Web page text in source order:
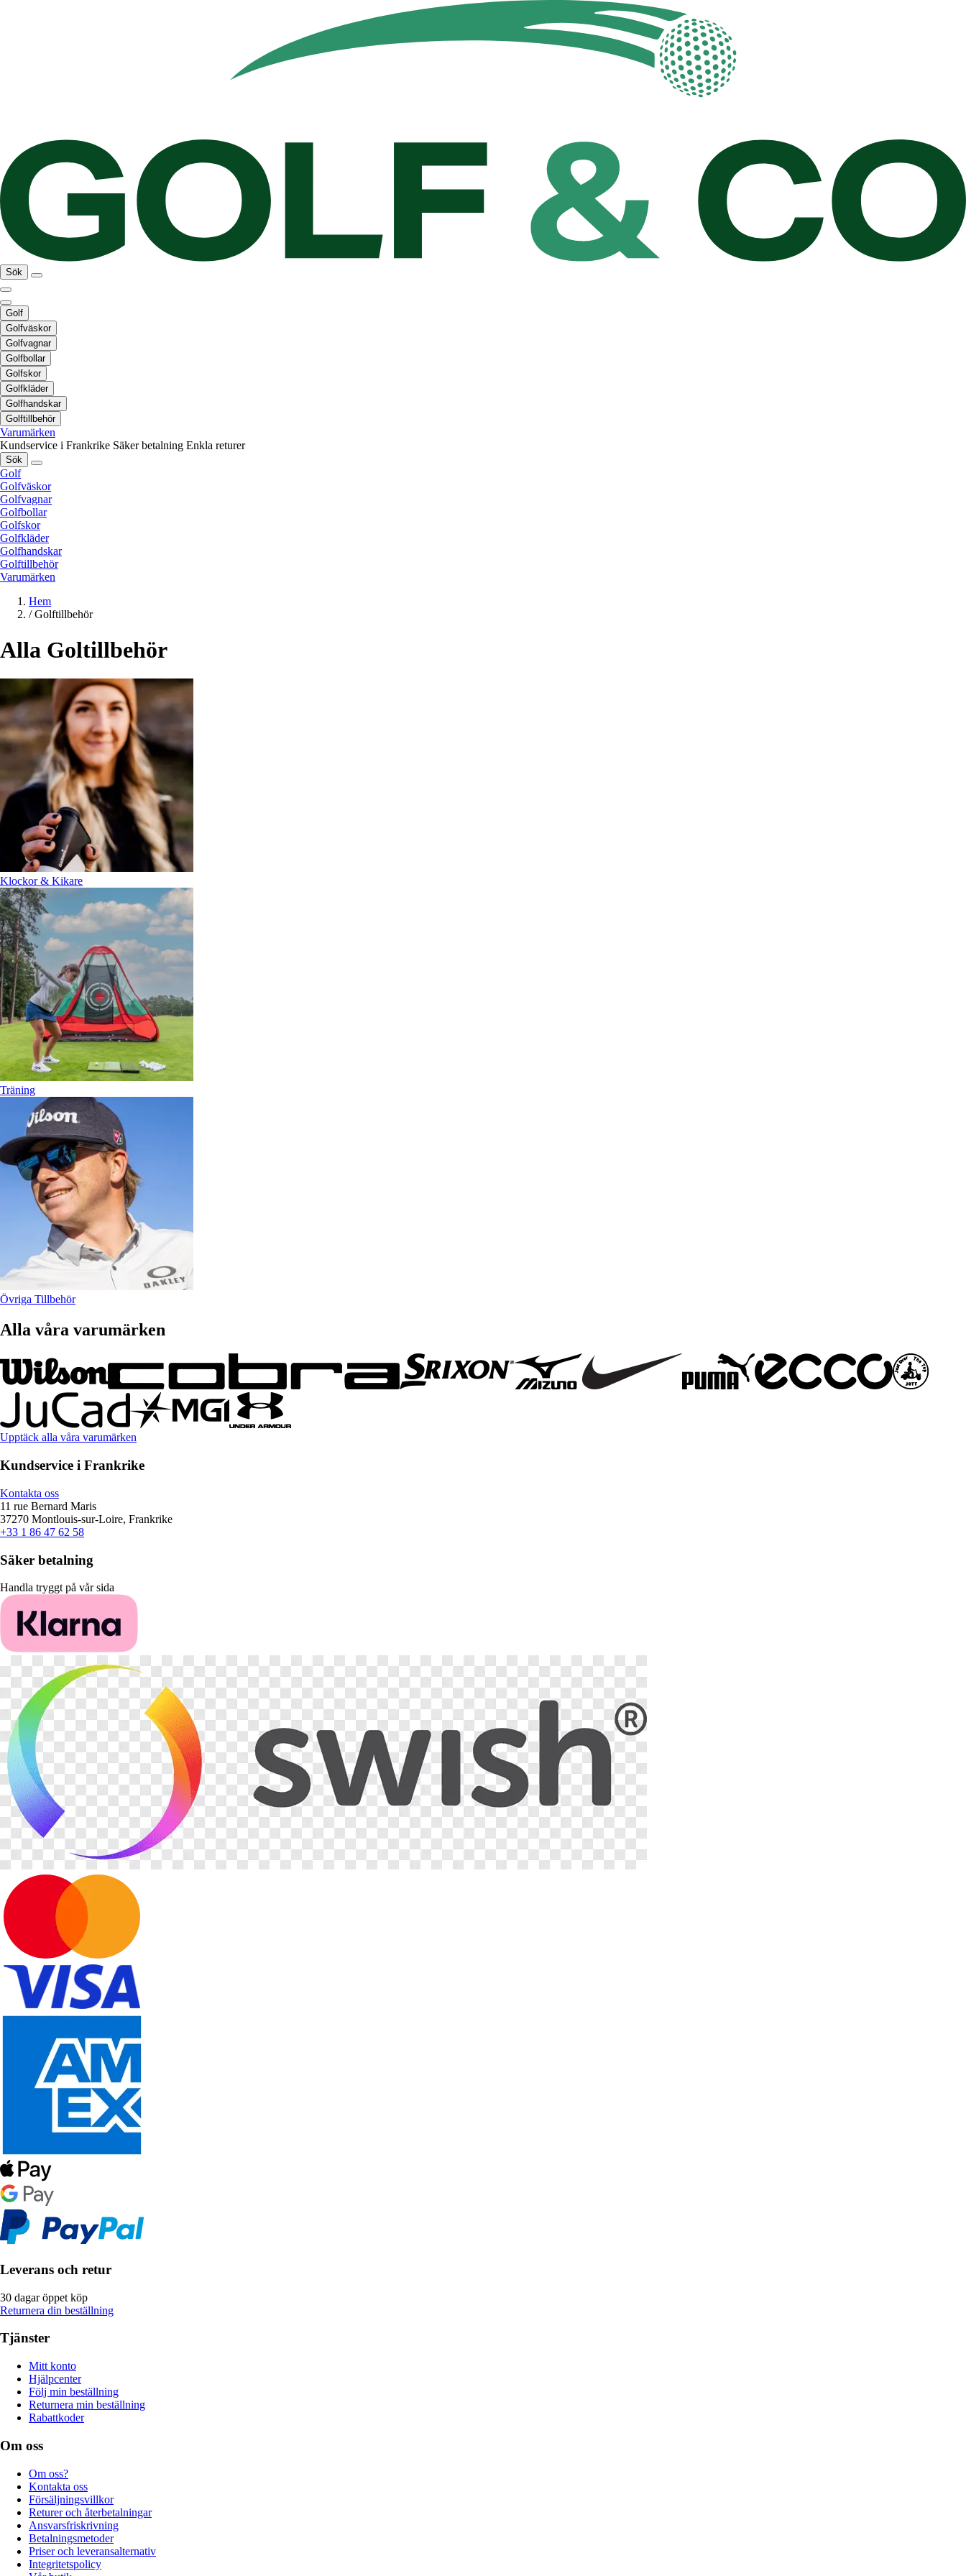
Sök
Golf
Golfväskor
Golfvagnar
Golfbollar
Golfskor
Golfkläder
Golfhandskar
Golftillbehör
Varumärken
Kundservice i Frankrike Säker betalning Enkla returer
Sök
Golf
Golfväskor
Golfvagnar
Golfbollar
Golfskor
Golfkläder
Golfhandskar
Golftillbehör
Varumärken
Hem
/ Golftillbehör
Alla Goltillbehör
Klockor & Kikare
Träning
Övriga Tillbehör
Alla våra varumärken
Upptäck alla våra varumärken
Kundservice i Frankrike
Kontakta oss
11 rue Bernard Maris
37270 Montlouis-sur-Loire, Frankrike
+33 1 86 47 62 58
Säker betalning
Handla tryggt på vår sida
Leverans och retur
30 dagar öppet köp
Returnera din beställning
Tjänster
Mitt konto
Hjälpcenter
Följ min beställning
Returnera min beställning
Rabattkoder
Om oss
Om oss?
Kontakta oss
Försäljningsvillkor
Returer och återbetalningar
Ansvarsfriskrivning
Betalningsmetoder
Priser och leveransalternativ
Integritetspolicy